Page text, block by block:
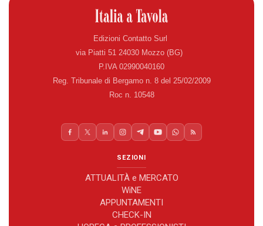
Edizioni Contatto Surl
via Piatti 51 24030 Mozzo (BG)
P.IVA 02990040160
Reg. Tribunale di Bergamo n. 8 del 25/02/2009
Roc n. 10548
SEZIONI
ATTUALITÀ e MERCATO
WiNE
APPUNTAMENTI
CHECK-IN